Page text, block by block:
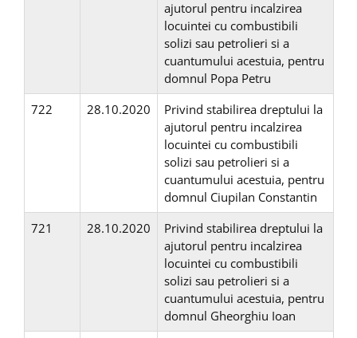
ajutorul pentru incalzirea
locuintei cu combustibili
solizi sau petrolieri si a
cuantumului acestuia, pentru
domnul Popa Petru
722
28.10.2020
Privind stabilirea dreptului la
ajutorul pentru incalzirea
locuintei cu combustibili
solizi sau petrolieri si a
cuantumului acestuia, pentru
domnul Ciupilan Constantin
721
28.10.2020
Privind stabilirea dreptului la
ajutorul pentru incalzirea
locuintei cu combustibili
solizi sau petrolieri si a
cuantumului acestuia, pentru
domnul Gheorghiu Ioan